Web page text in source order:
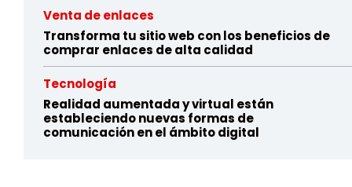
Venta de enlaces
Transforma tu sitio web con los beneficios de
comprar enlaces de alta calidad
Tecnología
Realidad aumentada y virtual están
estableciendo nuevas formas de
comunicación en el ámbito digital